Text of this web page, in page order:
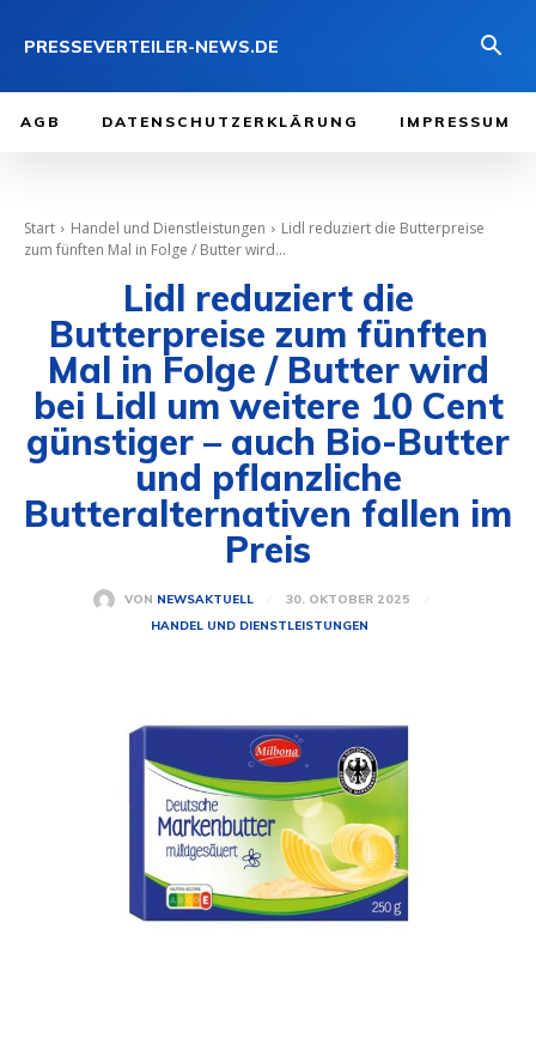
PRESSEVERTEILER-NEWS.DE
AGB DATENSCHUTZERKLÄRUNG IMPRESSUM
Start Handel und Dienstleistungen
Lidl reduziert die Butterpreise
zum fünften Mal in Folge / Butter wird...
Lidl reduziert die
Butterpreise zum fünften
Mal in Folge / Butter wird
bei Lidl um weitere 10 Cent
günstiger – auch Bio-Butter
und pflanzliche
Butteralternativen fallen im
Preis
VON NEWSAKTUELL
30. OKTOBER 2025
HANDEL UND DIENSTLEISTUNGEN